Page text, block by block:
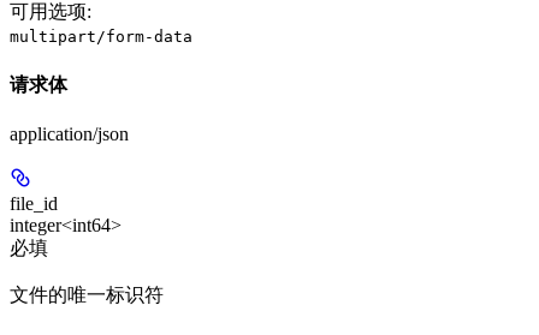
可用选项:
multipart/form-data
请求体
application/json
file_id
integer<int64>
必填
文件的唯一标识符